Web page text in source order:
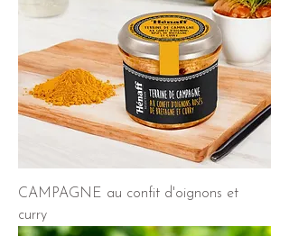
CAMPAGNE au confit d'oignons et
curry